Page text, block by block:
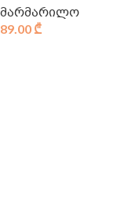
მარმარილო
89.00 ₾